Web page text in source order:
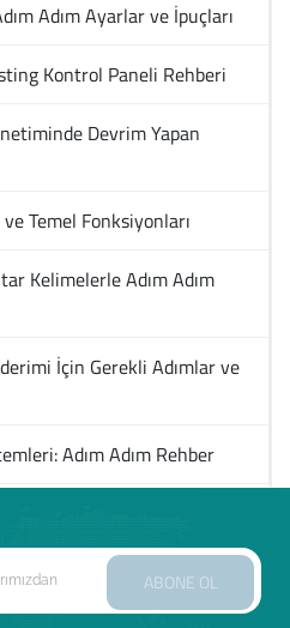
Adım Ayarlar ve İpuçları
Kontrol Paneli Rehberi
Devrim Yapan
Temel Fonksiyonları
Kelimelerle Adım Adım
İçin Gerekli Adımlar ve
Adım Adım Rehber
ABONE OL